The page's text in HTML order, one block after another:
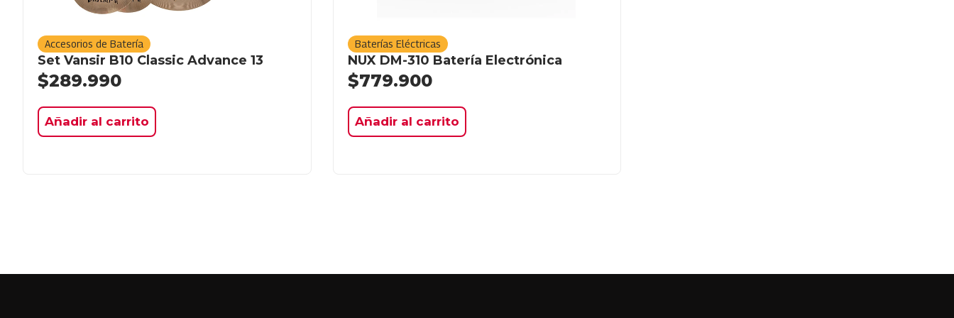
Accesorios de Batería
Set Vansir B10 Classic Advance 13
$289.990
Añadir al carrito
Baterías Eléctricas
NUX DM-310 Batería Electrónica
$779.900
Añadir al carrito